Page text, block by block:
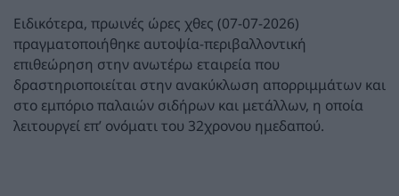
Ειδικότερα, πρωινές ώρες χθες (07-07-2026)
πραγματοποιήθηκε αυτοψία-περιβαλλοντική
επιθεώρηση στην ανωτέρω εταιρεία που
δραστηριοποιείται στην ανακύκλωση απορριμμάτων και
στο εμπόριο παλαιών σιδήρων και μετάλλων, η οποία
λειτουργεί επ’ ονόματι του 32χρονου ημεδαπού.